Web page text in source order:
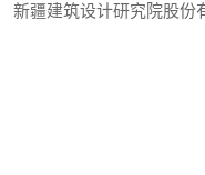
新疆建筑设计研究院股份